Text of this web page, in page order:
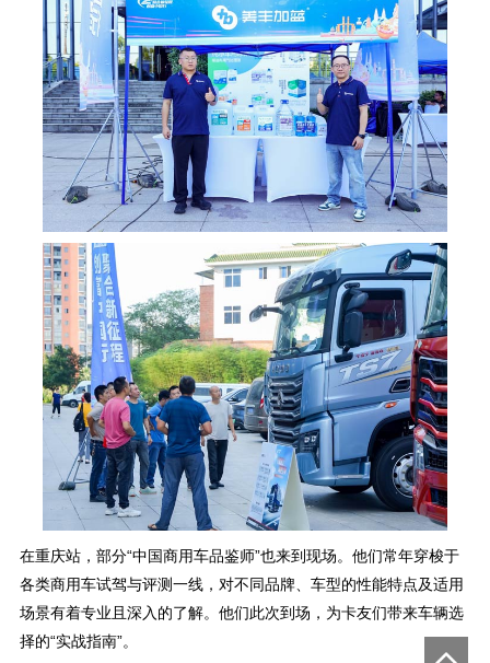
在重庆站，部分“中国商用车品鉴师”也来到现场。他们常年穿梭于
各类商用车试驾与评测一线，对不同品牌、车型的性能特点及适用
场景有着专业且深入的了解。他们此次到场，为卡友们带来车辆选
择的“实战指南”。